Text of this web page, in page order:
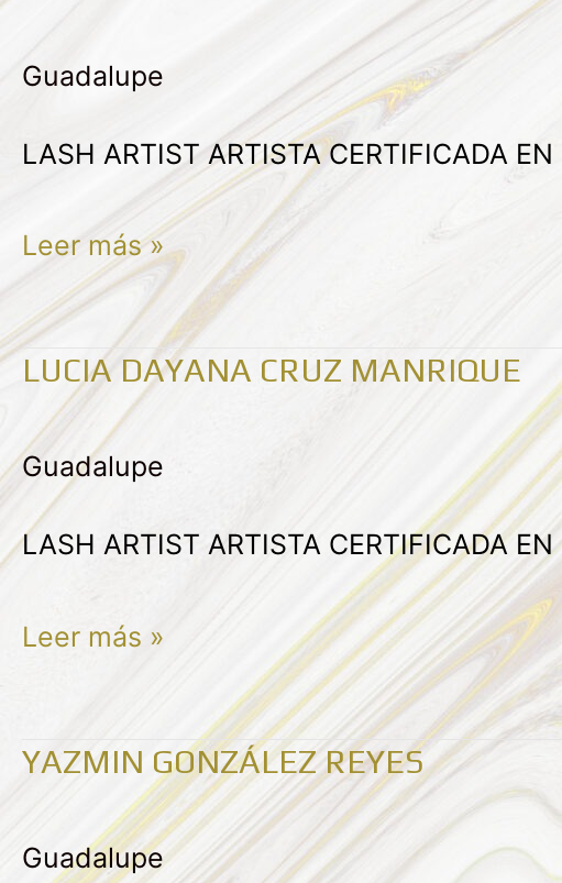
Guadalupe
LASH ARTIST ARTISTA CERTIFICADA
Rodriguez
Leer más »
LUCIA DAYANA CRUZ MANRIQUE
Guadalupe
LASH ARTIST ARTISTA CERTIFICADA
LUCIA
DAYANA
CRUZ
MANRIQUE
Leer más »
YAZMIN GONZÁLEZ REYES
Guadalupe
Yazmin
González
Reyes